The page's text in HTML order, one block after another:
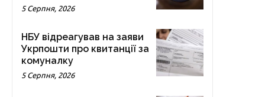
5 Серпня, 2026
НБУ відреагував на заяви
Укрпошти про квитанції за
комуналку
5 Серпня, 2026